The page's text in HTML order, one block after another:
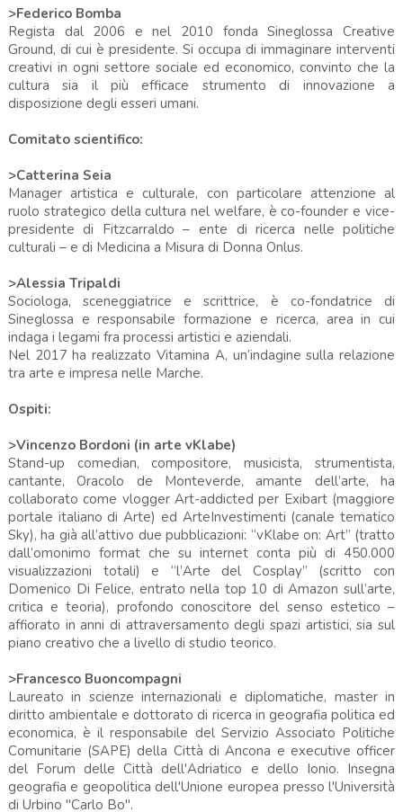
>Federico Bomba
Regista dal 2006 e nel 2010 fonda Sineglossa Creative
Ground, di cui è presidente. Si occupa di immaginare interventi
creativi in ogni settore sociale ed economico, convinto che la
cultura sia il più efficace strumento di innovazione a
disposizione degli esseri umani.
Comitato scientifico:
>Catterina Seia
Manager artistica e culturale, con particolare attenzione al
ruolo strategico della cultura nel welfare, è co-founder e vice-
presidente di Fitzcarraldo – ente di ricerca nelle politiche
culturali – e di Medicina a Misura di Donna Onlus.
>Alessia Tripaldi
Sociologa, sceneggiatrice e scrittrice, è co-fondatrice di
Sineglossa e responsabile formazione e ricerca, area in cui
indaga i legami fra processi artistici e aziendali.
Nel 2017 ha realizzato Vitamina A, un’indagine sulla relazione
tra arte e impresa nelle Marche.
Ospiti:
>Vincenzo Bordoni (in arte vKlabe)
Stand-up comedian, compositore, musicista, strumentista,
cantante, Oracolo de Monteverde, amante dell’arte, ha
collaborato come vlogger Art-addicted per Exibart (maggiore
portale italiano di Arte) ed ArteInvestimenti (canale tematico
Sky), ha già all’attivo due pubblicazioni: “vKlabe on: Art” (tratto
dall’omonimo format che su internet conta più di 450.000
visualizzazioni totali) e “l’Arte del Cosplay” (scritto con
Domenico Di Felice, entrato nella top 10 di Amazon sull’arte,
critica e teoria), profondo conoscitore del senso estetico –
affiorato in anni di attraversamento degli spazi artistici, sia sul
piano creativo che a livello di studio teorico.
>Francesco Buoncompagni
Laureato in scienze internazionali e diplomatiche, master in
diritto ambientale e dottorato di ricerca in geografia politica ed
economica, è il responsabile del Servizio Associato Politiche
Comunitarie (SAPE) della Città di Ancona e executive officer
del Forum delle Città dell'Adriatico e dello Ionio. Insegna
geografia e geopolitica dell'Unione europea presso l'Università
di Urbino "Carlo Bo".